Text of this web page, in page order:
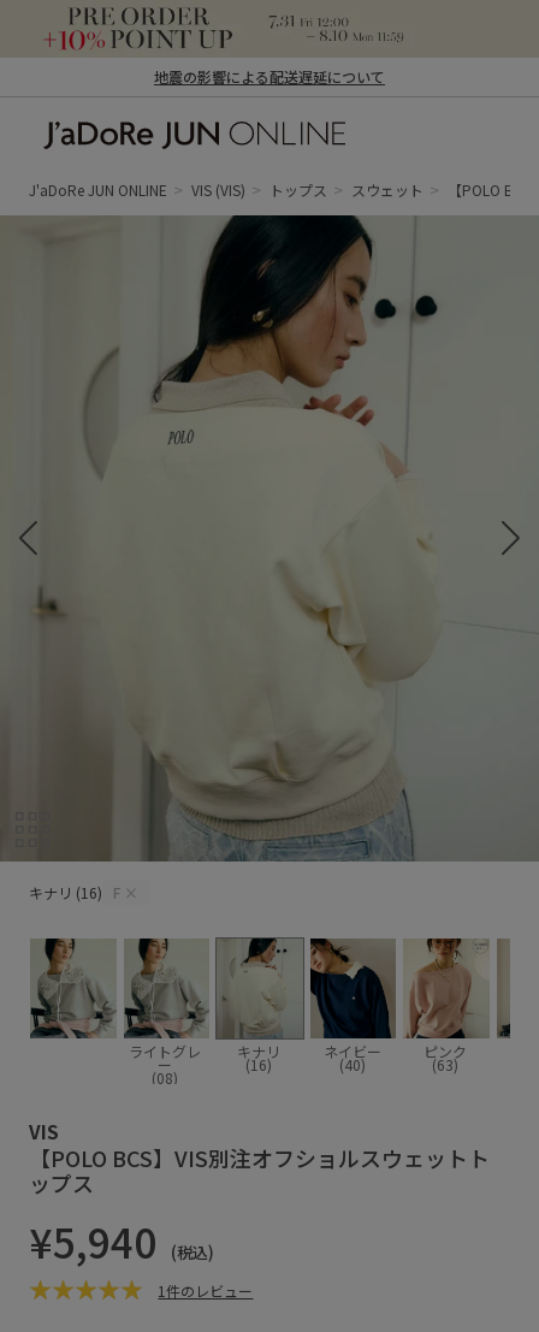
地震の影響による配送遅延について
ン オンライン）
J'aDoRe JUN ONLINE VIS (VIS) トップス スウェット 【POLO
キナリ (16) F ×
ライトグレ
ー
(08)
キナリ
(16)
ネイビー
(40)
ピンク
(63)
VIS
【POLO BCS】VIS別注オフショルスウェットト
ップス
¥5,940 (税込)
1件のレビュー